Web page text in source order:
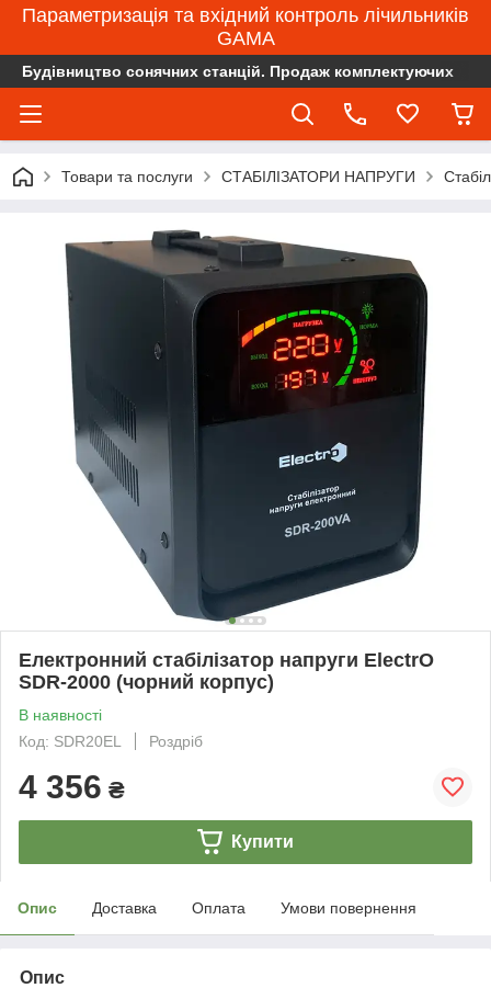
Параметризація та вхідний контроль лічильників
GAMA
Будівництво сонячних станцій. Продаж комплектуючих
Товари та послуги СТАБІЛІЗАТОРИ НАПРУГИ
Електронний стабілізатор напруги ElectrO
SDR-2000 (чорний корпус)
В наявності
Код: SDR20EL
Роздріб
4 356 ₴
Купити
Опис Доставка Оплата Умови повернення
Опис